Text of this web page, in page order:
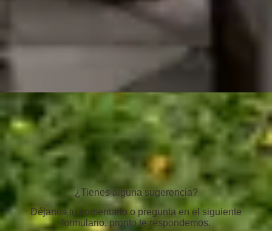
¿Tienes alguna sugerencia?
Déjanos tu comentario o pregunta en el siguiente
formulario, pronto te respondemos.